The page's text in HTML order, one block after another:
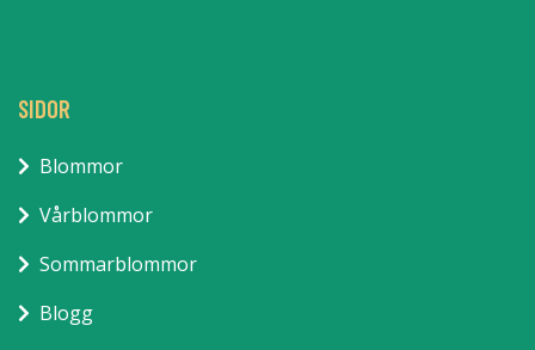
SIDOR
Blommor
Vårblommor
Sommarblommor
Blogg